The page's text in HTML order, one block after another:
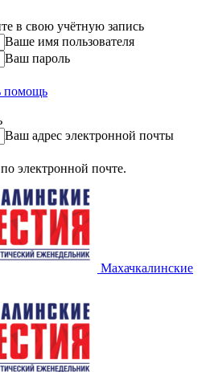
в свою учётную запись
Ваше имя пользователя
Ваш пароль
помощь
Ваш адрес электронной почты
электронной почте.
Махачкалинские